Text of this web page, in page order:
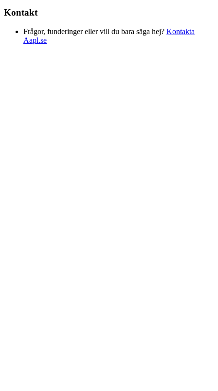
Kontakt
Frågor, funderinger eller vill du bara säga hej? Kontakta
Aapl.se